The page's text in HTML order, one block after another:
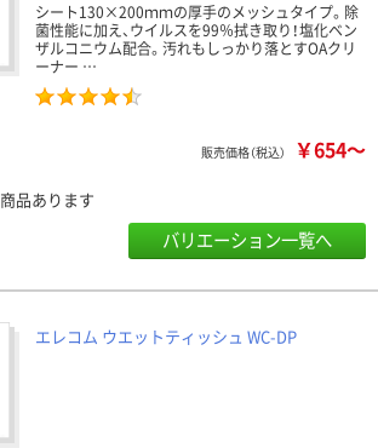
シート130×200ｍｍの厚手のメッシュタイプ。除
菌性能に加え、ウイルスを99％拭き取り！塩化ベン
ザルコニウム配合。汚れもしっかり落とすOAクリ
ーナー …
販売価格（税込） ￥654～
商品あります
バリエーション一覧へ
エレコム ウエットティッシュ WC-DP